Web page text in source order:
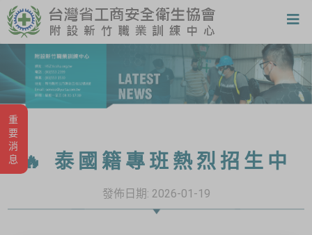
重要消息 🔥 泰國籍專班熱烈招生中
發佈日期: 2026-01-19